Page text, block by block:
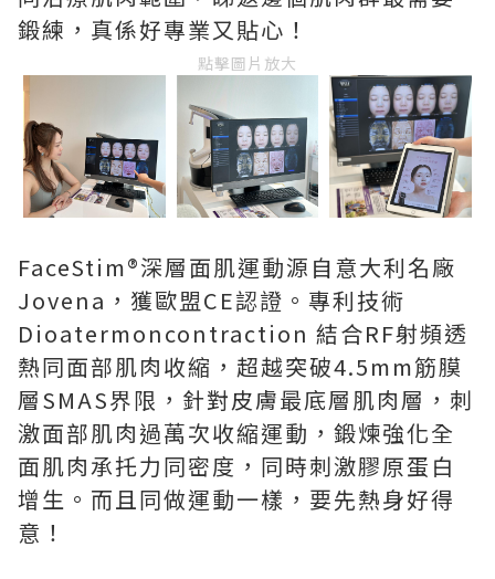
鍛練，真係好專業又貼心！
點擊圖片放大
FaceStim®️深層面肌運動源自意大利名廠
Jovena，獲歐盟CE認證。專利技術
Dioatermoncontraction 結合RF射頻透
熱同面部肌肉收縮，超越突破4.5mm筋膜
層SMAS界限，針對皮膚最底層肌肉層，刺
激面部肌肉過萬次收縮運動，鍛煉強化全
面肌肉承托力同密度，同時刺激膠原蛋白
增生。而且同做運動一樣，要先熱身好得
意！